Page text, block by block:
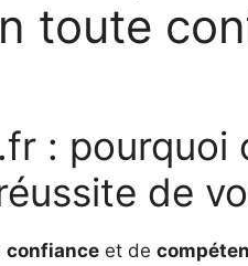
toute
: pourquoi
de
confiance et de